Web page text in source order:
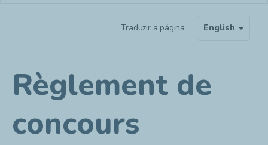
Traduzir a página English
Règlement de
concours